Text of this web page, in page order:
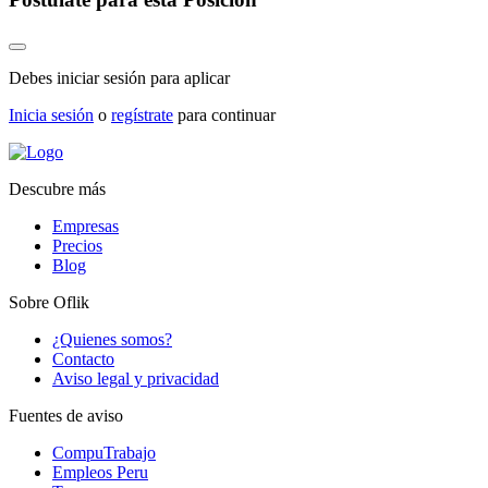
Debes iniciar sesión para aplicar
Inicia sesión o regístrate para continuar
Descubre más
Empresas
Precios
Blog
Sobre Oflik
¿Quienes somos?
Contacto
Aviso legal y privacidad
Fuentes de aviso
CompuTrabajo
Empleos Peru